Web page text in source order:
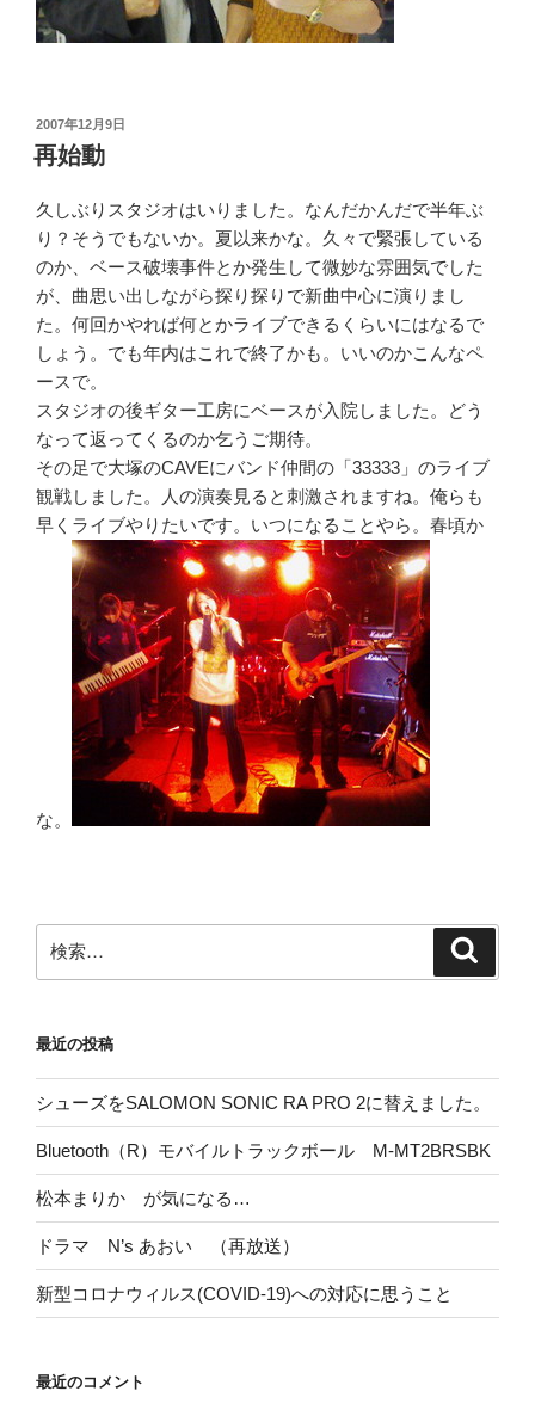
投
稿
日:
2007年12月9日
再始動
久しぶりスタジオはいりました。なんだかんだで半年ぶ
り？そうでもないか。夏以来かな。久々で緊張している
のか、ベース破壊事件とか発生して微妙な雰囲気でした
が、曲思い出しながら探り探りで新曲中心に演りまし
た。何回かやれば何とかライブできるくらいにはなるで
しょう。でも年内はこれで終了かも。いいのかこんなペ
ースで。
スタジオの後ギター工房にベースが入院しました。どう
なって返ってくるのか乞うご期待。
その足で大塚のCAVEにバンド仲間の「33333」のライブ
観戦しました。人の演奏見ると刺激されますね。俺らも
早くライブやりたいです。いつになることやら。春頃か
な。
索:
最近の投稿
シューズをSALOMON SONIC RA PRO 2に替えました。
Bluetooth（R）モバイルトラックボール M-MT2BRSBK
松本まりか が気になる…
ドラマ N’s あおい （再放送）
新型コロナウィルス(COVID-19)への対応に思うこと
最近のコメント